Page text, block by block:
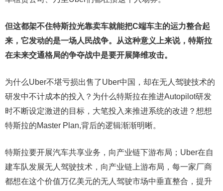
但这都架不住特斯拉光靠卖车就能把C端车主的运力整合起
来，它发动的是一场人民战争。从这种意义上来说，特斯拉
在未来交通格局的争夺战中是要开展降维攻击。
为什么Uber不堪亏损出售了Uber中国，却在无人驾驶技术的
研发中不计成本的投入？为什么特斯拉在推进Autopilot研发
时不断设定激进的目标，大笔投入来推进系统的改进？想想
特斯拉的Master Plan,背后的逻辑渐渐明晰。
特斯拉要开展汽车共享业务，向产业链下游布局；Uber在自
建车队发展无人驾驶技术，向产业链上游布局，每一家厂商
都想在这个价值万亿美元的无人驾驶市场中垂直整合，提升